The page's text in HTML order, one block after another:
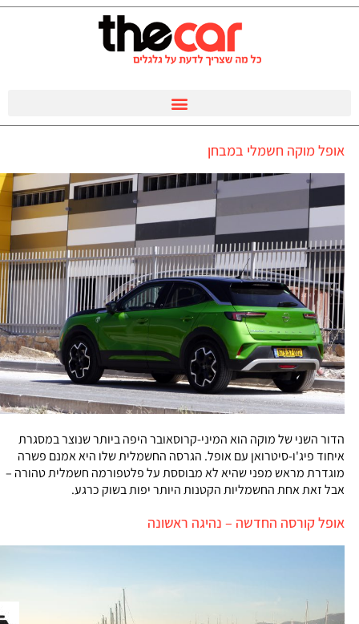
אופל מוקה חשמלי במבחן
הדור השני של מוקה הוא המיני-קרוסאובר היפה ביותר שנוצר במסגרת
איחוד פיג'ו-סיטרואן עם אופל. הגרסה החשמלית שלו היא אמנם פשרה
מוגדרת מראש מפני שהיא לא מבוססת על פלטפורמה חשמלית טהורה –
אבל זאת אחת החשמליות הקטנות היותר יפות בשוק כרגע.
אופל קורסה החדשה – נהיגה ראשונה